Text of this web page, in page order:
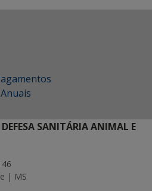
SANITÁRIA ANIMAL E
| MS